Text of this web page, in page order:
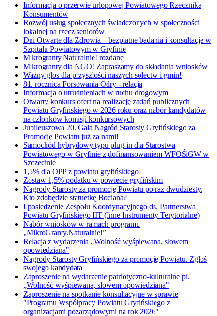
Informacja o przerwie urlopowej Powiatowego Rzecznika
Konsumentów
Rozwój usług społecznych świadczonych w społeczności
lokalnej na rzecz seniorów
Dni Otwarte dla Zdrowia – bezpłatne badania i konsultacje w
Szpitalu Powiatowym w Gryfinie
Mikrogranty.Naturalnie! rozdane
Mikrogranty dla NGO! Zapraszamy do składania wniosków
Ważny głos dla przyszłości naszych sołectw i gmin!
81. rocznica Forsowania Odry - relacja
Informacja o utrudnieniach w ruchu drogowym
Otwarty konkurs ofert na realizację zadań publicznych
Powiatu Gryfińskiego w 2026 roku oraz nabór kandydatów
na członków komisji konkursowych
Jubileuszowa 20. Gala Nagród Starosty Gryfińskiego za
Promocję Powiatu już za nami!
Samochód hybrydowy typu plug-in dla Starostwa
Powiatowego w Gryfinie z dofinansowaniem WFOŚiGW w
Szczecinie
1,5% dla OPP z powiatu gryfińskiego
Zostaw 1,5% podatku w powiecie gryfińskim
Nagrody Starosty za promocję Powiatu po raz dwudziesty.
Kto zdobędzie statuetkę Bociana?
I posiedzenie Zespołu Koordynacyjnego ds. Partnerstwa
Powiatu Gryfińskiego IIT (Inne Instrumenty Terytorialne)
Nabór wniosków w ramach programu
„MikroGranty.Naturalnie!”
Relacja z wydarzenia „Wolność wyśpiewana, słowem
opowiedziana"
Nagrody Starosty Gryfińskiego za promocję Powiatu. Zgłoś
swojego kandydata
Zaproszenie na wydarzenie patriotyczno-kulturalne pt.
„Wolność wyśpiewana, słowem opowiedziana"
Zaproszenie na spotkanie konsultacyjne w sprawie
"Programu Współpracy Powiatu Gryfińskiego z
organizacjami pozarządowymi na rok 2026"